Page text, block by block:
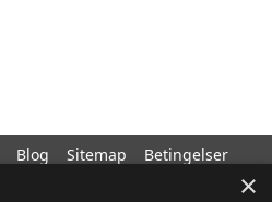
Blog Sitemap Betingelser
×